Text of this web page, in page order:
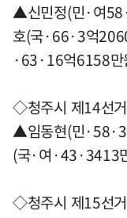
▲신민정(민·여
호(국·66·3억
·63·16억6158
◇청주시 제14선
▲임동현(민
(국·여·43·3413
◇청주시 제15선